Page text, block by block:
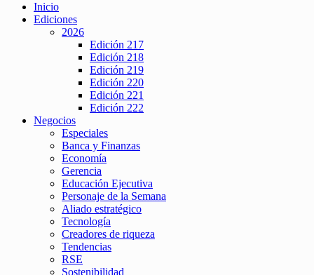
Inicio
Ediciones
2026
Edición 217
Edición 218
Edición 219
Edición 220
Edición 221
Edición 222
Negocios
Especiales
Banca y Finanzas
Economía
Gerencia
Educación Ejecutiva
Personaje de la Semana
Aliado estratégico
Tecnología
Creadores de riqueza
Tendencias
RSE
Sostenibilidad